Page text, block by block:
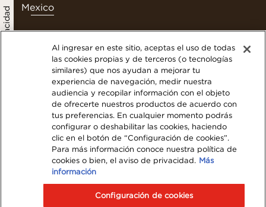
política de privacidad Mexico
Contáctanos
Términos y Condiciones
Politica de privacidad
Nuestra Política de Cookies
Mapa del Sitio Web
Visita Nestlé Professional
© 2023 Nestlé
Al ingresar en este sitio, aceptas el uso de todas
las cookies propias y de terceros (o tecnologías
similares) que nos ayudan a mejorar tu
experiencia de navegación, medir nuestra
audiencia y recopilar información con el objeto
de ofrecerte nuestros productos de acuerdo con
tus preferencias. En cualquier momento podrás
configurar o deshabilitar las cookies, haciendo
clic en el botón de “Configuración de cookies”.
Para más información conoce nuestra política de
cookies o bien, el aviso de privacidad. Más
información
Configuración de cookies